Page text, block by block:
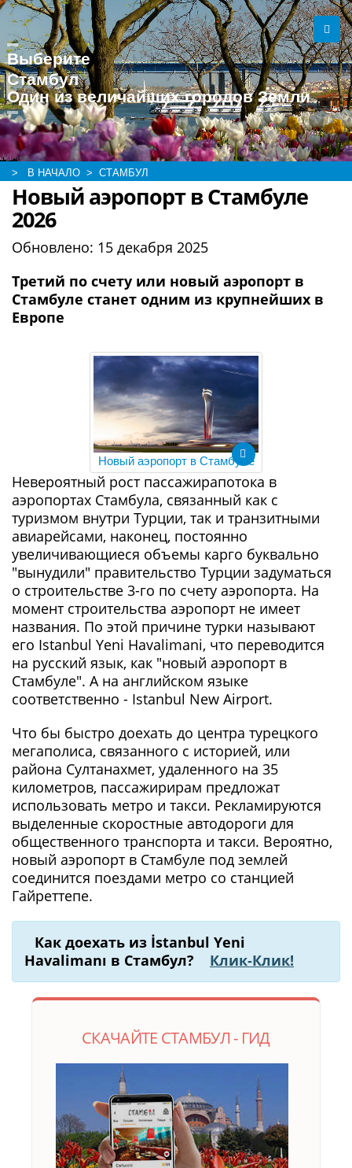
Выберите
Стамбул
Один из величайших городов Земли
> В НАЧАЛО > СТАМБУЛ
Новый аэропорт в Стамбуле
2026
Обновлено: 15 декабря 2025
Третий по счету или новый аэропорт в
Стамбуле станет одним из крупнейших в
Европе
Новый аэропорт в Стамбуле
Невероятный рост пассажирапотока в
аэропортах Стамбула, связанный как с
туризмом внутри Турции, так и транзитными
авиарейсами, наконец, постоянно
увеличивающиеся объемы карго буквально
"вынудили" правительство Турции задуматься
о строительстве 3-го по счету аэропорта. На
момент строительства аэропорт не имеет
названия. По этой причине турки называют
его Istanbul Yeni Havalimani, что переводится
на русский язык, как "новый аэропорт в
Стамбуле". А на английском языке
соответственно - Istanbul New Airport.
Что бы быстро доехать до центра турецкого
мегаполиса, связанного с историей, или
района Султанахмет, удаленного на 35
километров, пассажирирам предложат
использовать метро и такси. Рекламируются
выделенные скоростные автодороги для
общественного транспорта и такси. Вероятно,
новый аэропорт в Стамбуле под землей
соединится поездами метро со станцией
Гайреттепе.
Как доехать из İstanbul Yeni
Havalimanı в Стамбул?
Клик-Клик!
СКАЧАЙТЕ СТАМБУЛ - ГИД